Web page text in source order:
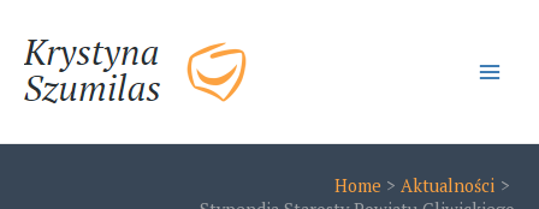
content
Home
Aktualności